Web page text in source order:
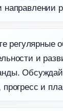
регулярные
и
и